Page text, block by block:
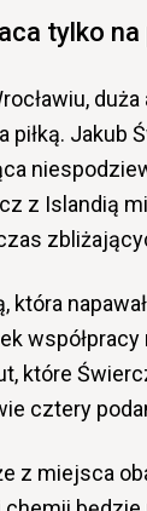
tylko
Jakub
z Islandią
która
które
cztery
z miejsca